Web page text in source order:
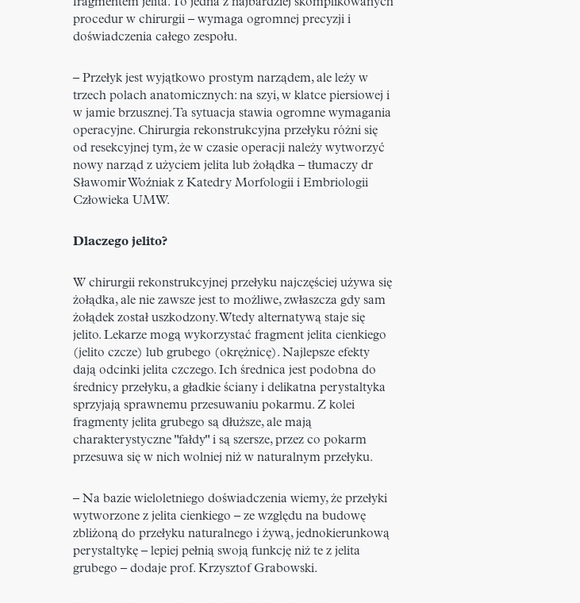
fragmentem jelita. To jedna z najbardziej skomplikowanych
procedur w chirurgii – wymaga ogromnej precyzji i
doświadczenia całego zespołu.
– Przełyk jest wyjątkowo prostym narządem, ale leży w
trzech polach anatomicznych: na szyi, w klatce piersiowej i
w jamie brzusznej. Ta sytuacja stawia ogromne wymagania
operacyjne. Chirurgia rekonstrukcyjna przełyku różni się
od resekcyjnej tym, że w czasie operacji należy wytworzyć
nowy narząd z użyciem jelita lub żołądka – tłumaczy dr
Sławomir Woźniak z Katedry Morfologii i Embriologii
Człowieka UMW.
Dlaczego jelito?
W chirurgii rekonstrukcyjnej przełyku najczęściej używa się
żołądka, ale nie zawsze jest to możliwe, zwłaszcza gdy sam
żołądek został uszkodzony. Wtedy alternatywą staje się
jelito. Lekarze mogą wykorzystać fragment jelita cienkiego
(jelito czcze) lub grubego (okrężnicę). Najlepsze efekty
dają odcinki jelita czczego. Ich średnica jest podobna do
średnicy przełyku, a gładkie ściany i delikatna perystaltyka
sprzyjają sprawnemu przesuwaniu pokarmu. Z kolei
fragmenty jelita grubego są dłuższe, ale mają
charakterystyczne "fałdy" i są szersze, przez co pokarm
przesuwa się w nich wolniej niż w naturalnym przełyku.
– Na bazie wieloletniego doświadczenia wiemy, że przełyki
wytworzone z jelita cienkiego – ze względu na budowę
zbliżoną do przełyku naturalnego i żywą, jednokierunkową
perystaltykę – lepiej pełnią swoją funkcję niż te z jelita
grubego – dodaje prof. Krzysztof Grabowski.